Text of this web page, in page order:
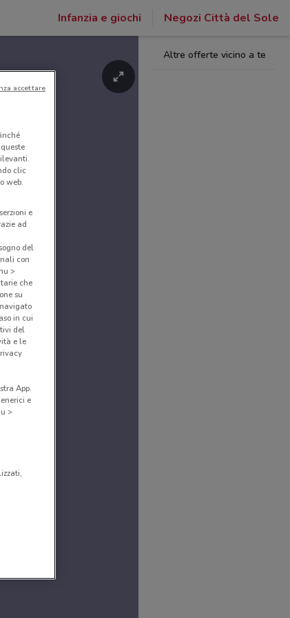
Infanzia e giochi Negozi Città del Sole
Altre offerte vicino a te
clic
web.
e
ad
del
con
>
che
su
in cui
del
e le
App.
e
>
accettare